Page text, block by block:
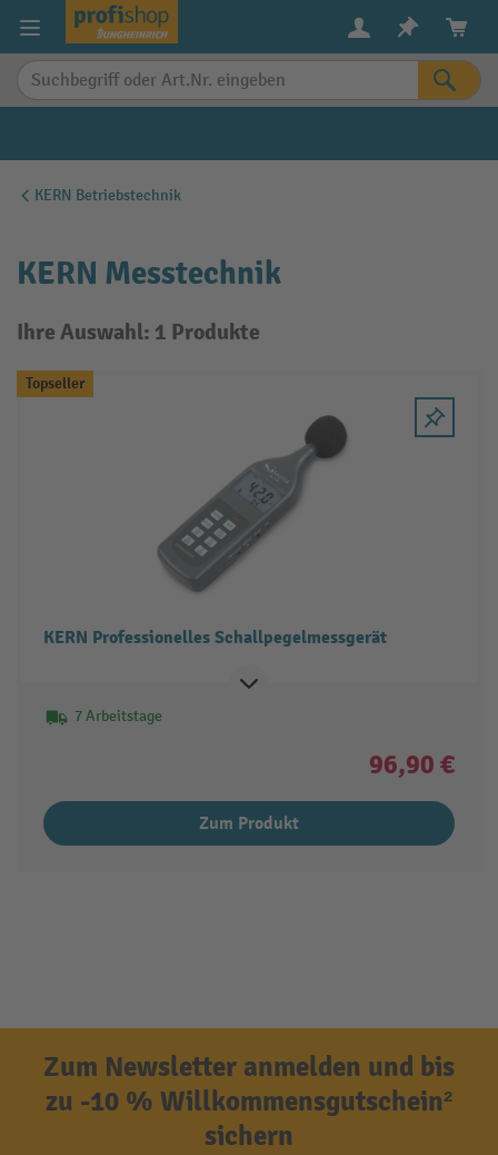
springen
KERN Betriebstechnik
KERN Messtechnik
Ihre Auswahl: 1 Produkte
Topseller
KERN Professionelles Schallpegelmessgerät
7 Arbeitstage
96,90 €
Zum Produkt
Zum Newsletter anmelden und bis
zu -10 % Willkommensgutschein²
sichern